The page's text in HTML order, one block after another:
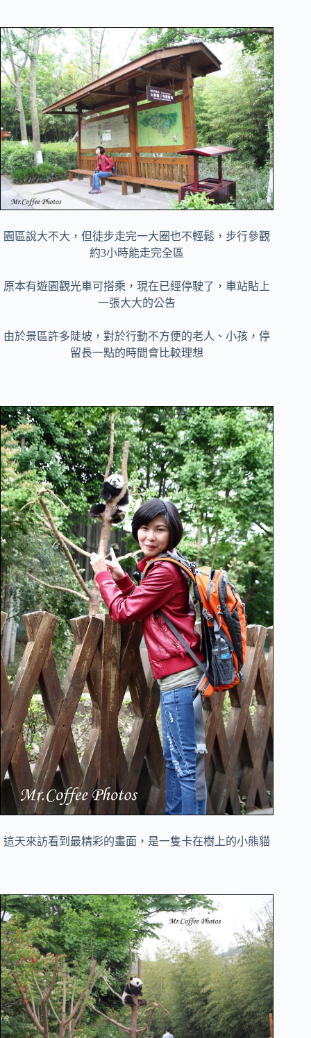
園區說大不大，但徒步走完一大圈也不輕鬆，步行參觀
約3小時能走完全區
原本有遊園觀光車可搭乘，現在已經停駛了，車站貼上
一張大大的公告
由於景區許多陡坡，對於行動不方便的老人、小孩，停
留長一點的時間會比較理想
這天來訪看到最精彩的畫面，是一隻卡在樹上的小熊貓